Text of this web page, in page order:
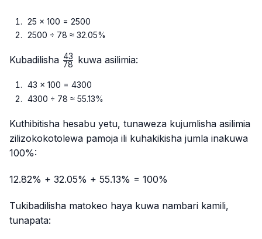
25 × 100 = 2500
2500 ÷ 78 ≈ 32.05%
Kubadilisha \frac{43}
78
43 kuwa asilimia:
43 × 100 = 4300
4300 ÷ 78 ≈ 55.13%
Kuthibitisha hesabu yetu, tunaweza kujumlisha asilimia
zilizokokotolewa pamoja ili kuhakikisha jumla inakuwa
100%:
12.82% + 32.05% + 55.13% = 100%
Tukibadilisha matokeo haya kuwa nambari kamili,
tunapata: